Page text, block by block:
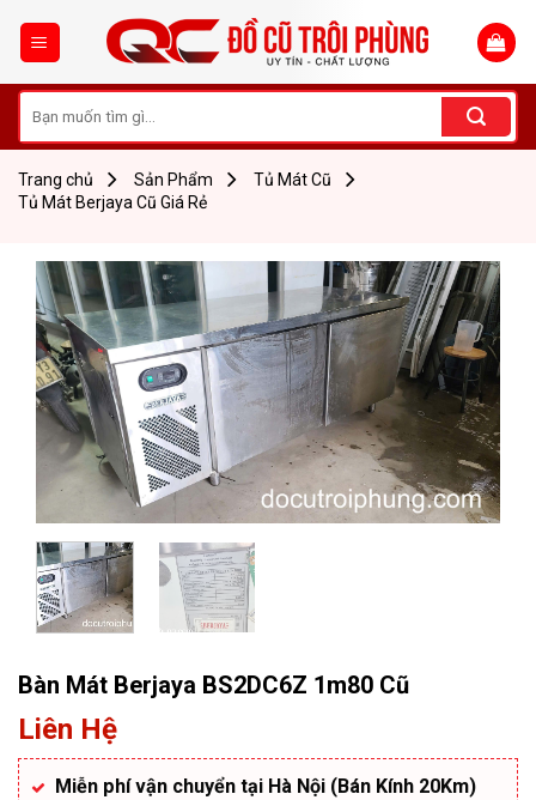
kiếm:
Trang chủ Sản Phẩm
Tủ Mát Cũ
Tủ Mát Berjaya Cũ Giá Rẻ
Bàn Mát Berjaya BS2DC6Z 1m80 Cũ
Liên Hệ
Miễn phí vận chuyển tại Hà Nội (Bán Kính 20Km)